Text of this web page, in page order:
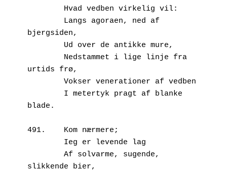
        Hvad vedben virkelig vil:
bjergsiden,
        Ud over de antikke mure,
urtids frø,
        Vokser venerationer af vedben
blade.
491.	Kom nærmere;
        Ieg er levende lag
slikkende bier,